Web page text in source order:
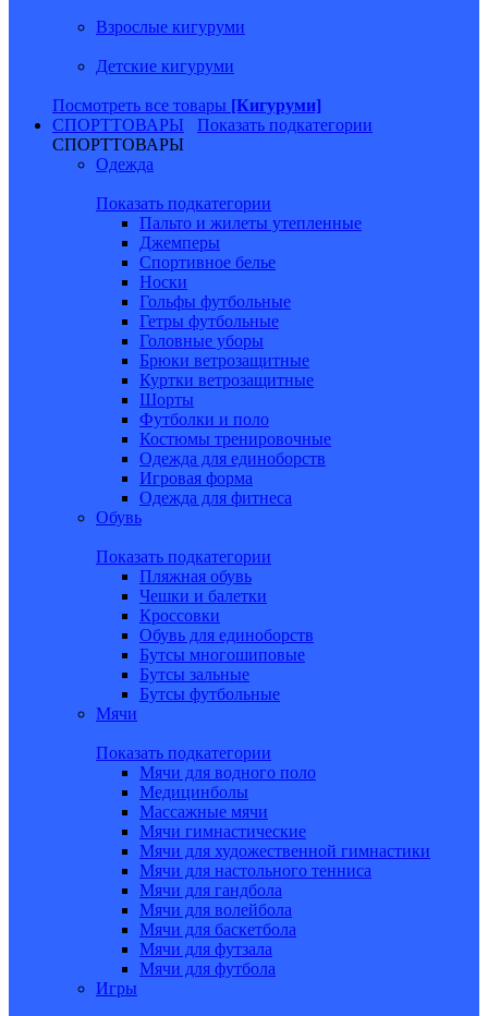
Взрослые кигуруми
Детские кигуруми
Посмотреть все товары [Кигуруми]
СПОРТТОВАРЫ
Показать подкатегории
СПОРТТОВАРЫ
Одежда
Показать подкатегории
Пальто и жилеты утепленные
Джемперы
Спортивное белье
Носки
Гольфы футбольные
Гетры футбольные
Головные уборы
Брюки ветрозащитные
Куртки ветрозащитные
Шорты
Футболки и поло
Костюмы тренировочные
Одежда для единоборств
Игровая форма
Одежда для фитнеса
Обувь
Показать подкатегории
Пляжная обувь
Чешки и балетки
Кроссовки
Обувь для единоборств
Бутсы многошиповые
Бутсы зальные
Бутсы футбольные
Мячи
Показать подкатегории
Мячи для водного поло
Медицинболы
Массажные мячи
Мячи гимнастические
Мячи для художественной гимнастики
Мячи для настольного тенниса
Мячи для гандбола
Мячи для волейбола
Мячи для баскетбола
Мячи для футзала
Мячи для футбола
Игры